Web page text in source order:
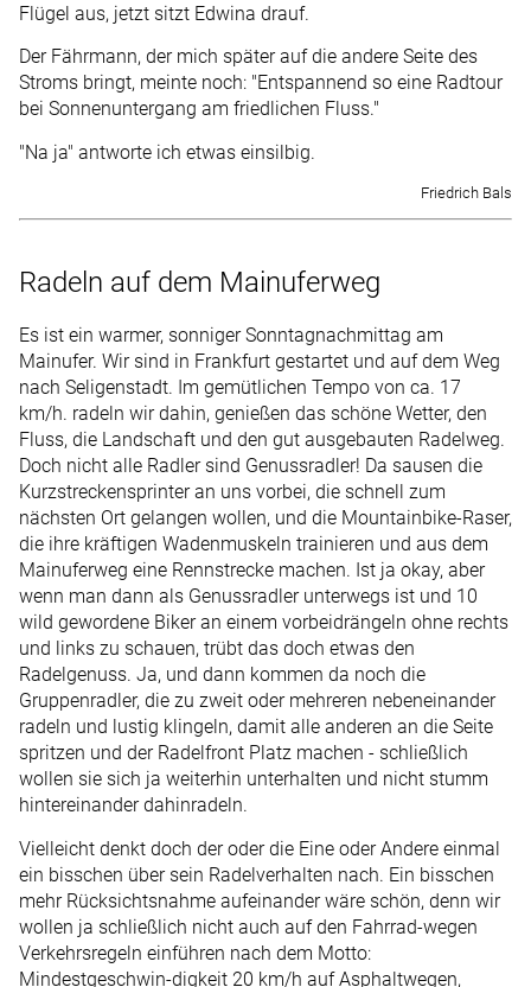
Flügel aus, jetzt sitzt Edwina drauf.
Der Fährmann, der mich später auf die andere Seite des
Stroms bringt, meinte noch: "Entspannend so eine Radtour
bei Sonnenuntergang am friedlichen Fluss."
"Na ja" antworte ich etwas einsilbig.
Friedrich Bals
Radeln auf dem Mainuferweg
Es ist ein warmer, sonniger Sonntagnachmittag am
Mainufer. Wir sind in Frankfurt gestartet und auf dem Weg
nach Seligenstadt. Im gemütlichen Tempo von ca. 17
km/h. radeln wir dahin, genießen das schöne Wetter, den
Fluss, die Landschaft und den gut ausgebauten Radelweg.
Doch nicht alle Radler sind Genussradler! Da sausen die
Kurzstreckensprinter an uns vorbei, die schnell zum
nächsten Ort gelangen wollen, und die Mountainbike-Raser,
die ihre kräftigen Wadenmuskeln trainieren und aus dem
Mainuferweg eine Rennstrecke machen. Ist ja okay, aber
wenn man dann als Genussradler unterwegs ist und 10
wild gewordene Biker an einem vorbeidrängeln ohne rechts
und links zu schauen, trübt das doch etwas den
Radelgenuss. Ja, und dann kommen da noch die
Gruppenradler, die zu zweit oder mehreren nebeneinander
radeln und lustig klingeln, damit alle anderen an die Seite
spritzen und der Radelfront Platz machen - schließlich
wollen sie sich ja weiterhin unterhalten und nicht stumm
hintereinander dahinradeln.
Vielleicht denkt doch der oder die Eine oder Andere einmal
ein bisschen über sein Radelverhalten nach. Ein bisschen
mehr Rücksichtsnahme aufeinander wäre schön, denn wir
wollen ja schließlich nicht auch auf den Fahrrad-wegen
Verkehrsregeln einführen nach dem Motto:
Mindestgeschwin-digkeit 20 km/h auf Asphaltwegen,